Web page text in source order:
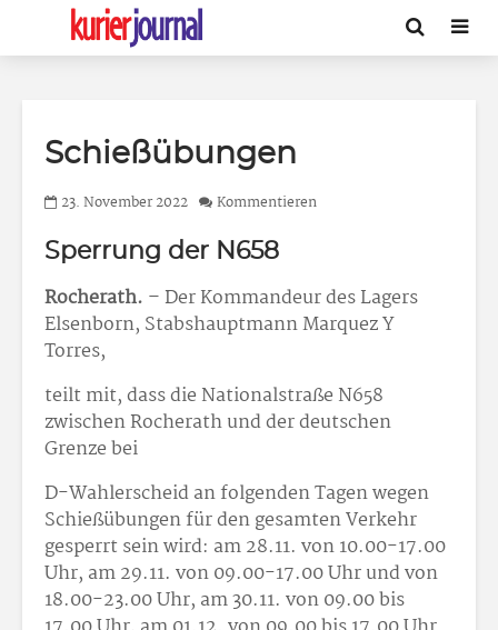
Schießübungen
23. November 2022 Kommentieren
Sperrung der N658
Rocherath. – Der Kommandeur des Lagers
Elsenborn, Stabshauptmann Marquez Y
Torres,
teilt mit, dass die Nationalstraße N658
zwischen Rocherath und der deutschen
Grenze bei
D-Wahlerscheid an folgenden Tagen wegen
Schießübungen für den gesamten Verkehr
gesperrt sein wird: am 28.11. von 10.00-17.00
Uhr, am 29.11. von 09.00-17.00 Uhr und von
18.00-23.00 Uhr, am 30.11. von 09.00 bis